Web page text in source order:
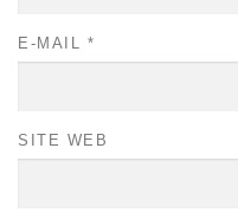
E-MAIL *
SITE WEB